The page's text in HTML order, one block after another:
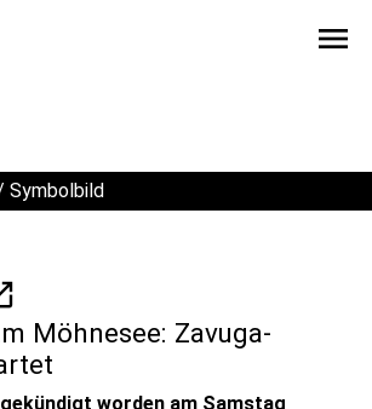
menu
Symbolbild
Möhnesee: Zavuga-
worden am Samstag